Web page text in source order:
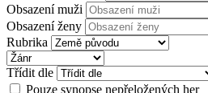
Obsazení muži
Obsazení ženy
Rubrika
Třídit dle
Pouze synopse nepřeložených her